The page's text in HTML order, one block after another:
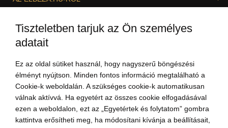
Tiszteletben tarjuk az Ön személyes
adatait
Ez az oldal sütiket használ, hogy nagyszerű böngészési
élményt nyújtson. Minden fontos információ megtalálható a
Cookie-k weboldalán. A szükséges cookie-k automatikusan
válnak aktívvá. Ha egyetért az összes cookie elfogadásával
ezen a weboldalon, ezt az „Egyetértek és folytatom” gombra
kattintva erősítheti meg, ha módosítani kívánja a beállításait,